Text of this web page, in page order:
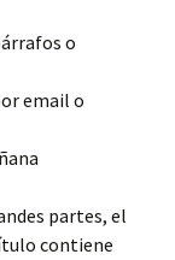
o
email o
partes, el
contiene